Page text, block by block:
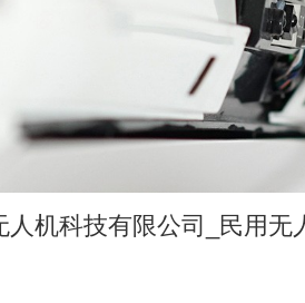
机科技有限公司_民用